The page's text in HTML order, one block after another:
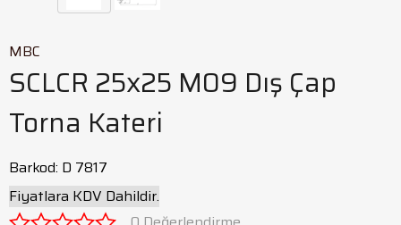
MBC
SCLCR 25x25 M09 Dış Çap
Torna Kateri
Barkod: D 7817
Fiyatlara KDV Dahildir.